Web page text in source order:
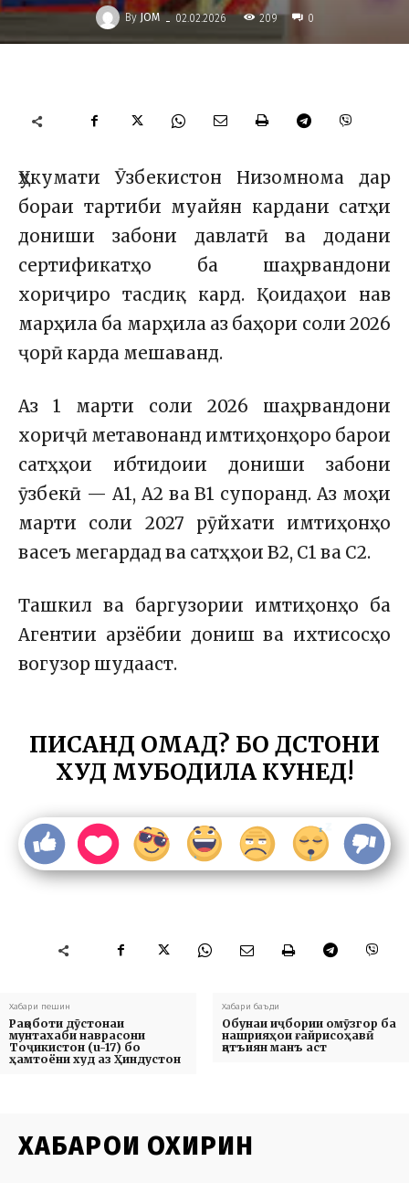
By JOM - 02.02.2026 209 0
Ҳукумати Ӯзбекистон Низомнома дар
бораи тартиби муайян кардани сатҳи
дониши забони давлатӣ ва додани
сертификатҳо ба шаҳрвандони
хориҷиро тасдиқ кард. Қоидаҳои нав
марҳила ба марҳила аз баҳори соли 2026
ҷорӣ карда мешаванд.
Аз 1 марти соли 2026 шаҳрвандони
хориҷӣ метавонанд имтиҳонҳоро барои
сатҳҳои ибтидоии дониши забони
ӯзбекӣ — A1, A2 ва B1 супоранд. Аз моҳи
марти соли 2027 рӯйхати имтиҳонҳо
васеъ мегардад ва сатҳҳои B2, C1 ва C2.
Ташкил ва баргузории имтиҳонҳо ба
Агентии арзёбии дониш ва ихтисосҳо
вогузор шудааст.
ПИСАНД ОМАД? БО ДӮСТОНИ
ХУД МУБОДИЛА КУНЕД!
Хабари пешин
Рақоботи дӯстонаи
мунтахаби наврасони
Тоҷикистон (u-17) бо
ҳамтоёни худ аз Ҳиндустон
Хабари баъди
Обунаи иҷбории омӯзгор ба
нашрияҳои ғайрисоҳавӣ
қатъиян манъ аст
ХАБАРҲОИ ОХИРИН